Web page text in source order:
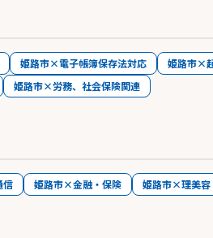
姫路市×電子帳簿保存法対応
姫路市×
姫路市×労務、社会保険関連
信 姫路市×金融・保険 姫路市×理美容